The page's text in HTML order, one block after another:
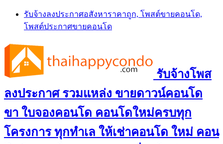
Skip
content
รับจ้างลงประกาศอสังหาราคาถูก, โพสต์ขายคอนโด,
โพสต์ประกาศขายคอนโด
รับจ้างโพส
ลงประกาศ รวมแหล่ง ขายดาวน์คอนโด
ขา ใบจองคอนโด คอนโดใหม่ครบทุก
โครงการ ทุกทำเล ให้เช่าคอนโด ใหม่ คอน